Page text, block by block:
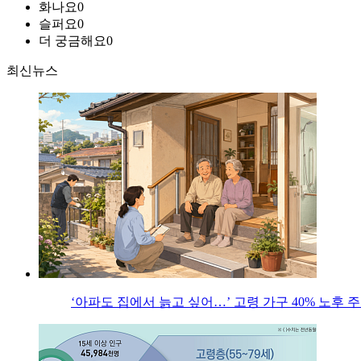
화나요0
슬퍼요0
더 궁금해요0
최신뉴스
‘아파도 집에서 늙고 싶어…’ 고령 가구 40% 노후